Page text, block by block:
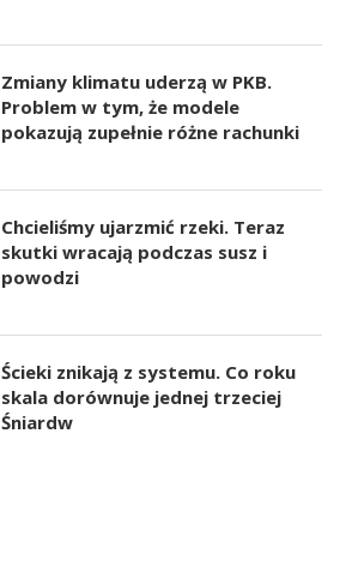
Zmiany klimatu uderzą w PKB.
Problem w tym, że modele
pokazują zupełnie różne rachunki
Chcieliśmy ujarzmić rzeki. Teraz
skutki wracają podczas susz i
powodzi
Ścieki znikają z systemu. Co roku
skala dorównuje jednej trzeciej
Śniardw